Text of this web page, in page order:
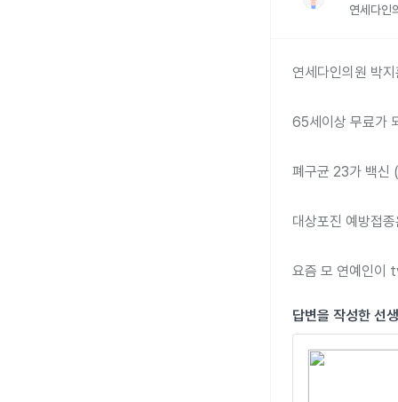
연세다인
연세다인의원 박
65세이상 무료가
폐구균 23가 백신
대상포진 예방접
요즘 모 연예인이
답변을 작성한 선